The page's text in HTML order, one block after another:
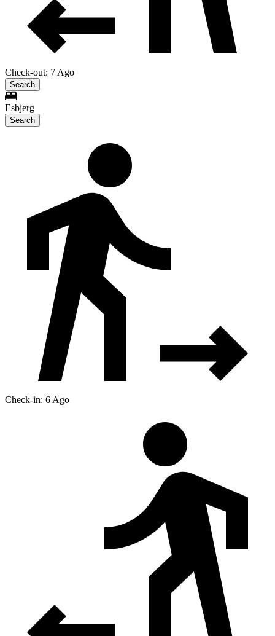
Check-out: 7 Ago
Search
Esbjerg
Search
Check-in: 6 Ago